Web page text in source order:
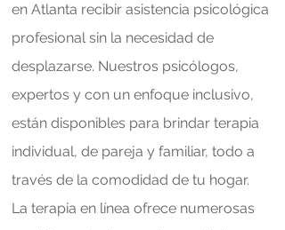
en Atlanta recibir asistencia psicológica
profesional sin la necesidad de
desplazarse. Nuestros psicólogos,
expertos y con un enfoque inclusivo,
están disponibles para brindar terapia
individual, de pareja y familiar, todo a
través de la comodidad de tu hogar.
La terapia en línea ofrece numerosas